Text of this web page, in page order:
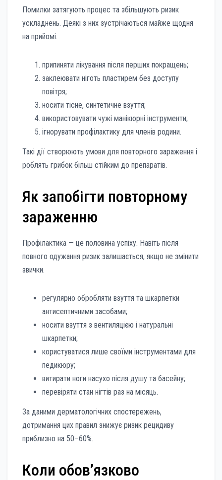
Помилки затягують процес та збільшують ризик
ускладнень. Деякі з них зустрічаються майже щодня
на прийомі.
припиняти лікування після перших покращень;
заклеювати ніготь пластирем без доступу
повітря;
носити тісне, синтетичне взуття;
використовувати чужі манікюрні інструменти;
ігнорувати профілактику для членів родини.
Такі дії створюють умови для повторного зараження і
роблять грибок більш стійким до препаратів.
Як запобігти повторному
зараженню
Профілактика — це половина успіху. Навіть після
повного одужання ризик залишається, якщо не змінити
звички.
регулярно обробляти взуття та шкарпетки
антисептичними засобами;
носити взуття з вентиляцією і натуральні
шкарпетки;
користуватися лише своїми інструментами для
педикюру;
витирати ноги насухо після душу та басейну;
перевіряти стан нігтів раз на місяць.
За даними дерматологічних спостережень,
дотримання цих правил знижує ризик рецидиву
приблизно на 50–60%.
Коли обов’язково